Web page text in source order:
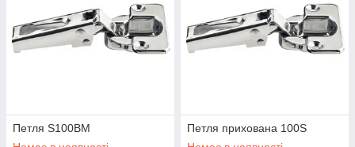
Петля S100BM
Петля прихована 100S